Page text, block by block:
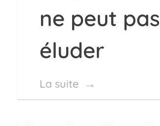
ne peut pas
éluder
La suite